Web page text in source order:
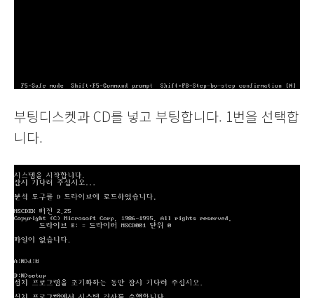
부팅디스켓과 CD를 넣고 부팅합니다. 1번을 선택합
니다.